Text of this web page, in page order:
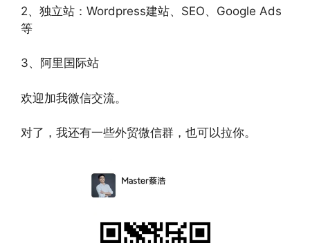
2、独立站：Wordpress建站、SEO、Google Ads
等
3、阿里国际站
欢迎加我微信交流。
对了，我还有一些外贸微信群，也可以拉你。